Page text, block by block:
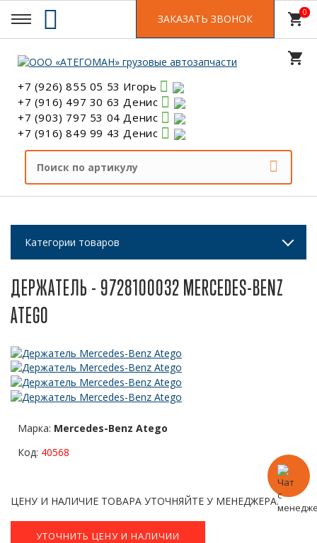
+7 (926) 855 05 53 Игорь
+7 (916) 497 30 63 Денис
+7 (903) 797 53 04 Денис
+7 (916) 849 99 43 Денис
ЗАКАЗАТЬ ЗВОНОК shopping_cart0
shopping_cart
0
Категории товаров
ДЕРЖАТЕЛЬ - 9728100032 MERCEDES-BENZ
ATEGO
Марка: Mercedes-Benz Atego
Код: 40568
ЦЕНУ И НАЛИЧИЕ ТОВАРА УТОЧНЯЙТЕ У МЕНЕДЖЕРА.
УТОЧНИТЬ ЦЕНУ И НАЛИЧИИ